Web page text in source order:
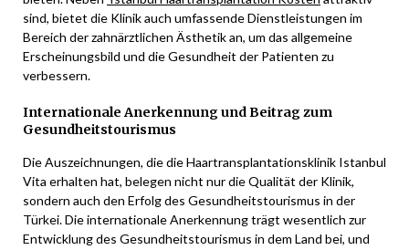
sind, bietet die Klinik auch umfassende Dienstleistungen im
Bereich der zahnärztlichen Ästhetik an, um das allgemeine
Erscheinungsbild und die Gesundheit der Patienten zu
verbessern.
Internationale Anerkennung und Beitrag zum
Gesundheitstourismus
Die Auszeichnungen, die die Haartransplantationsklinik Istanbul
Vita erhalten hat, belegen nicht nur die Qualität der Klinik,
sondern auch den Erfolg des Gesundheitstourismus in der
Türkei. Die internationale Anerkennung trägt wesentlich zur
Entwicklung des Gesundheitstourismus in dem Land bei, und